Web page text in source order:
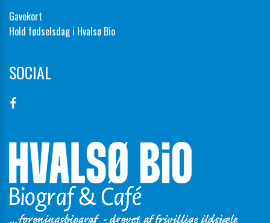
Gavekort
Hold fødselsdag i Hvalsø Bio
SOCIAL